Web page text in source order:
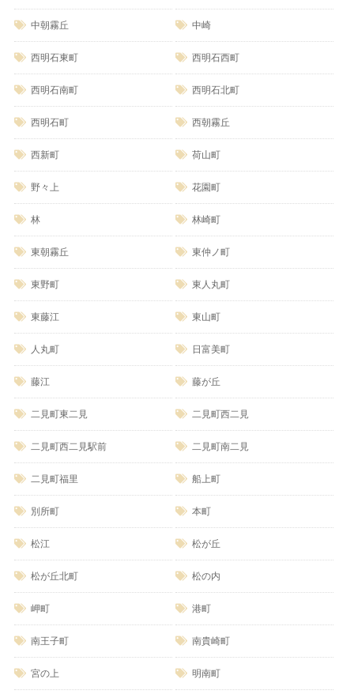
中朝霧丘 中崎
西明石東町 西明石西町
西明石南町 西明石北町
西明石町 西朝霧丘
西新町 荷山町
野々上 花園町
林 林崎町
東朝霧丘 東仲ノ町
東野町 東人丸町
東藤江 東山町
人丸町 日富美町
藤江 藤が丘
二見町東二見 二見町西二見
二見町西二見駅前 二見町南二見
二見町福里 船上町
別所町 本町
松江 松が丘
松が丘北町 松の内
岬町 港町
南王子町 南貴崎町
宮の上 明南町